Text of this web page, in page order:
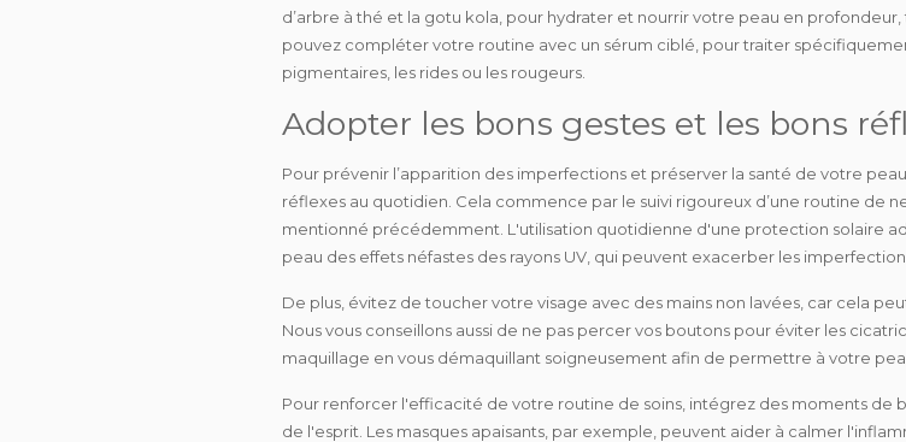
d’arbre à thé et la gotu kola, pour hydrater et nourrir votre peau en
pouvez compléter votre routine avec un sérum ciblé, pour traiter
pigmentaires, les rides ou les rougeurs.
Adopter les bons gestes et les bons
Pour prévenir l’apparition des imperfections et préserver la santé de votre
réflexes au quotidien. Cela commence par le suivi rigoureux d’une routine de
mentionné précédemment. L'utilisation quotidienne d'une protection solaire
peau des effets néfastes des rayons UV, qui peuvent exacerber les
De plus, évitez de toucher votre visage avec des mains non lavées , car cela
Nous vous conseillons aussi de ne pas percer vos boutons pour éviter les
maquillage en vous démaquillant soigneusement afin de permettre à votre
Pour renforcer l'efficacité de votre routine de soins, intégrez des moments de
de l'esprit. Les masques apaisants, par exemple, peuvent aider à calmer